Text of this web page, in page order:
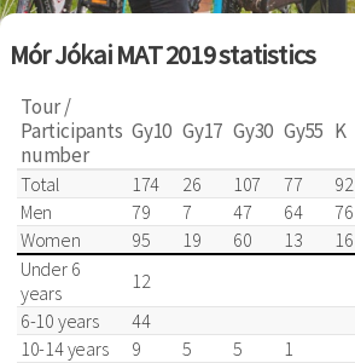
Mór Jókai MAT 2019 statistics
Tour /
Participants
number
Gy10 Gy17 Gy30 Gy55 K
Total 174 26 107 77 92
Men
79 7 47 64 76
Women
95 19 60 13 16
Under 6
years
12
6-10 years
44
10-14 years
9 5 5 1